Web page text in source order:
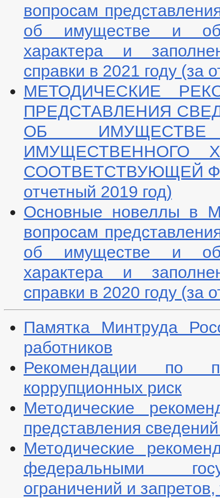
вопросам
об имуществе и
характера и
справки в 2021 году (за
МЕТОДИЧЕСКИЕ
ПРЕДСТАВЛЕНИЯ
ОБ
ИМУЩЕСТВЕННОГО
СООТВЕТСТВУЮЩЕЙ
отчетный 2019 год)
Основные новеллы в
вопросам
об имуществе и
характера и
справки в 2020 году (за
Памятка Минтруда
работников
Рекомендации по
коррупционных риск
Методические
представления
Методические
федеральными
ограничений и